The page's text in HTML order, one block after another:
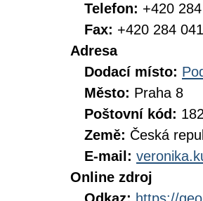
Telefon: +420
Fax: +420 284
Adresa
Dodací místo:
Město: Praha 8
Poštovní kód:
Země: Česká
E-mail:
Online zdroj